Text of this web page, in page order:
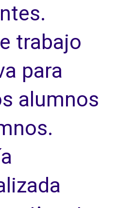
trabajo
para
alumnos